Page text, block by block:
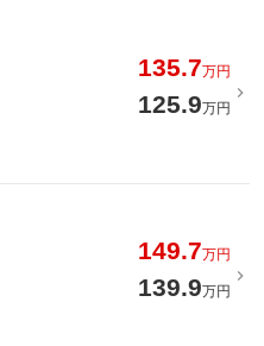
135.7万円
125.9万円
149.7万円
139.9万円